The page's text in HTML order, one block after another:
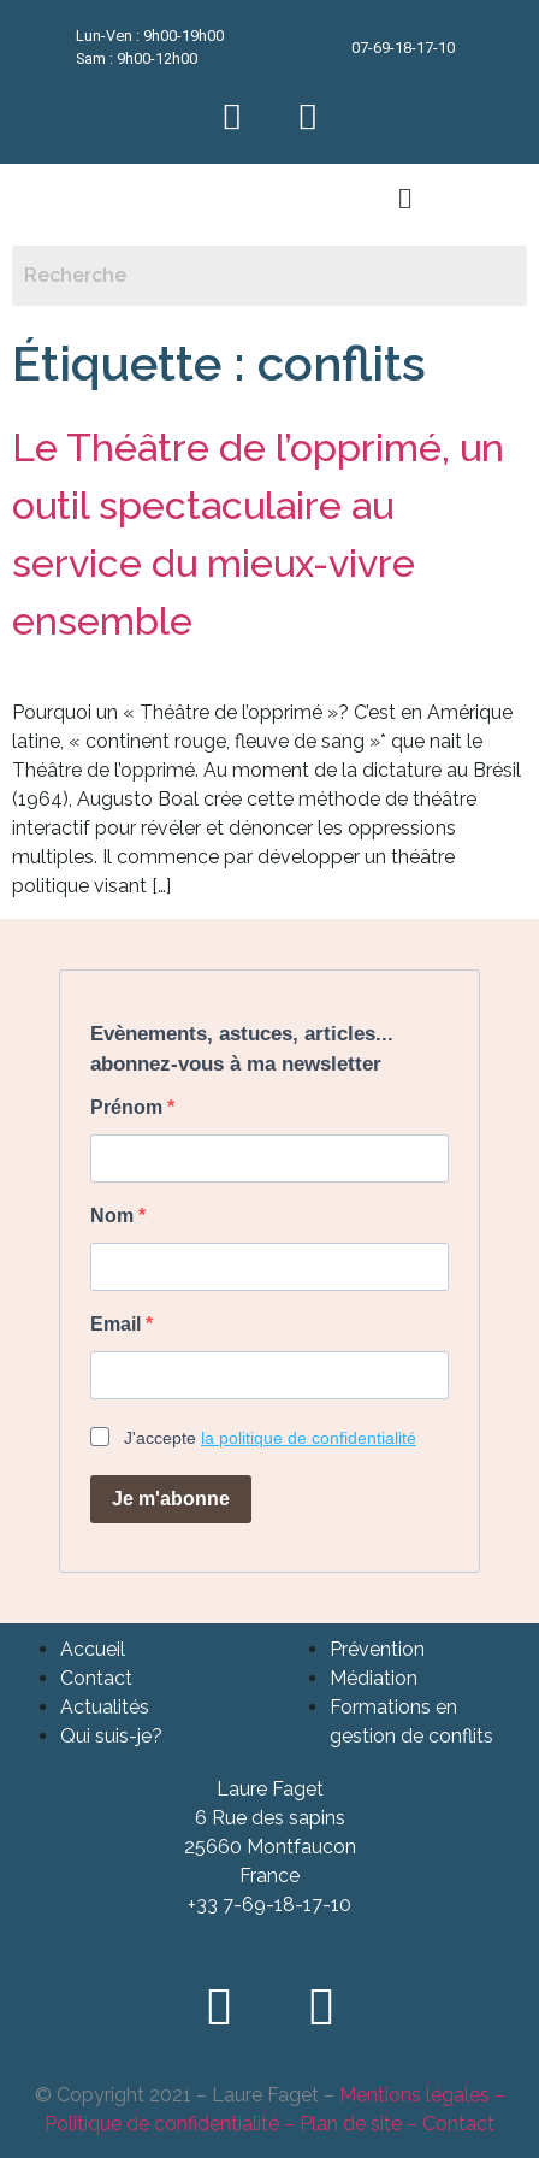
Lun-Ven : 9h00-19h00
Sam : 9h00-12h00
07-69-18-17-10
Étiquette : conflits
Le Théâtre de l’opprimé, un
outil spectaculaire au
service du mieux-vivre
ensemble
Pourquoi un « Théâtre de l’opprimé »? C’est en Amérique
latine, « continent rouge, fleuve de sang »* que nait le
Théâtre de l’opprimé. Au moment de la dictature au Brésil
(1964), Augusto Boal crée cette méthode de théâtre
interactif pour révéler et dénoncer les oppressions
multiples. Il commence par développer un théâtre
politique visant […]
Evènements, astuces, articles...
abonnez-vous à ma newsletter
Prénom
Nom
Email
J'accepte la politique de confidentialité
Je m'abonne
Accueil
Contact
Actualités
Qui suis-je?
Prévention
Médiation
Formations en
gestion de conflits
Laure Faget
6 Rue des sapins
25660 Montfaucon
France
+33 7-69-18-17-10
© Copyright 2021 – Laure Faget – Mentions légales –
Politique de confidentialité – Plan de site – Contact